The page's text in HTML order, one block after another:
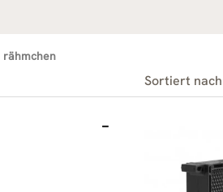
rähmchen
Sortiert